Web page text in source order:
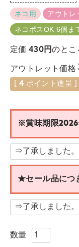
ネコ用 アウトレ
ネコポスOK 6個ま
定価 430 のとこ
アウトレット価格
4 ポイント進呈 ]
※賞味期限2026
★セール品につ